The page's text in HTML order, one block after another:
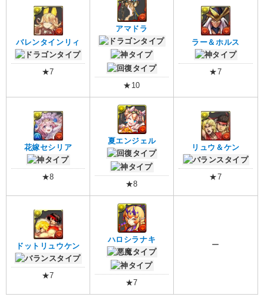
バレンタインリィ
★7
アマドラ
★10
ラー＆ホルス
★7
花嫁セシリア
★8
夏エンジェル
★8
リュウ＆ケン
★7
ドットリュウケン
★7
ハロシラナキ
★7
ー